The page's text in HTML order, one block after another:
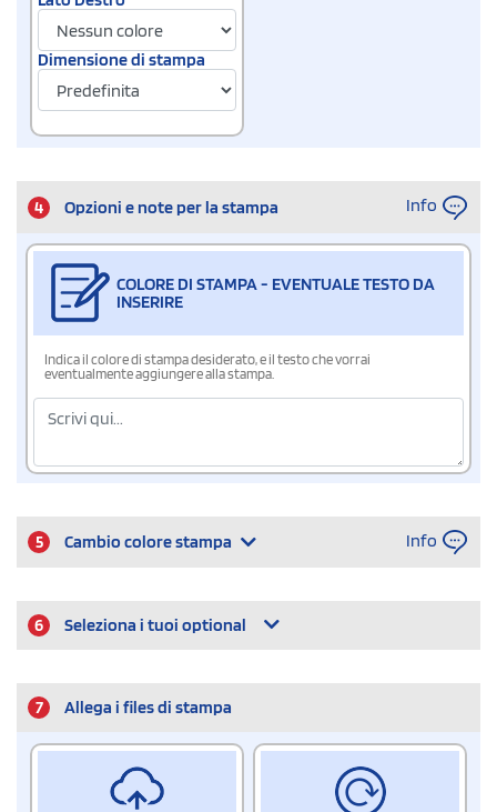
Dimensione di stampa
4 Opzioni e note per la stampa Info
COLORE DI STAMPA - EVENTUALE TESTO DA
INSERIRE
Indica il colore di stampa desiderato, e il testo che vorrai
eventualmente aggiungere alla stampa.
5 Cambio colore stampa Info
6 Seleziona i tuoi optional
7 Allega i files di stampa